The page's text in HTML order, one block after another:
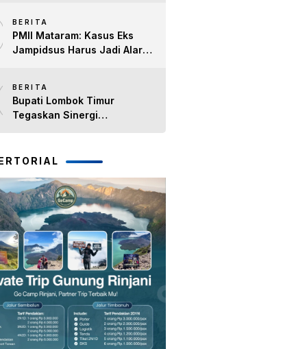
BERITA
PMII Mataram: Kasus Eks
Jampidsus Harus Jadi Alarm
BERITA
Bupati Lombok Timur
Tegaskan Sinergi
dan Kapolres Lombok Timur